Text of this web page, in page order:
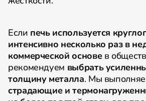
Если печь используется
интенсивно несколько раз в
коммерческой основев
рекомендуем выбрать
толщину металла. Мы
страдающие и